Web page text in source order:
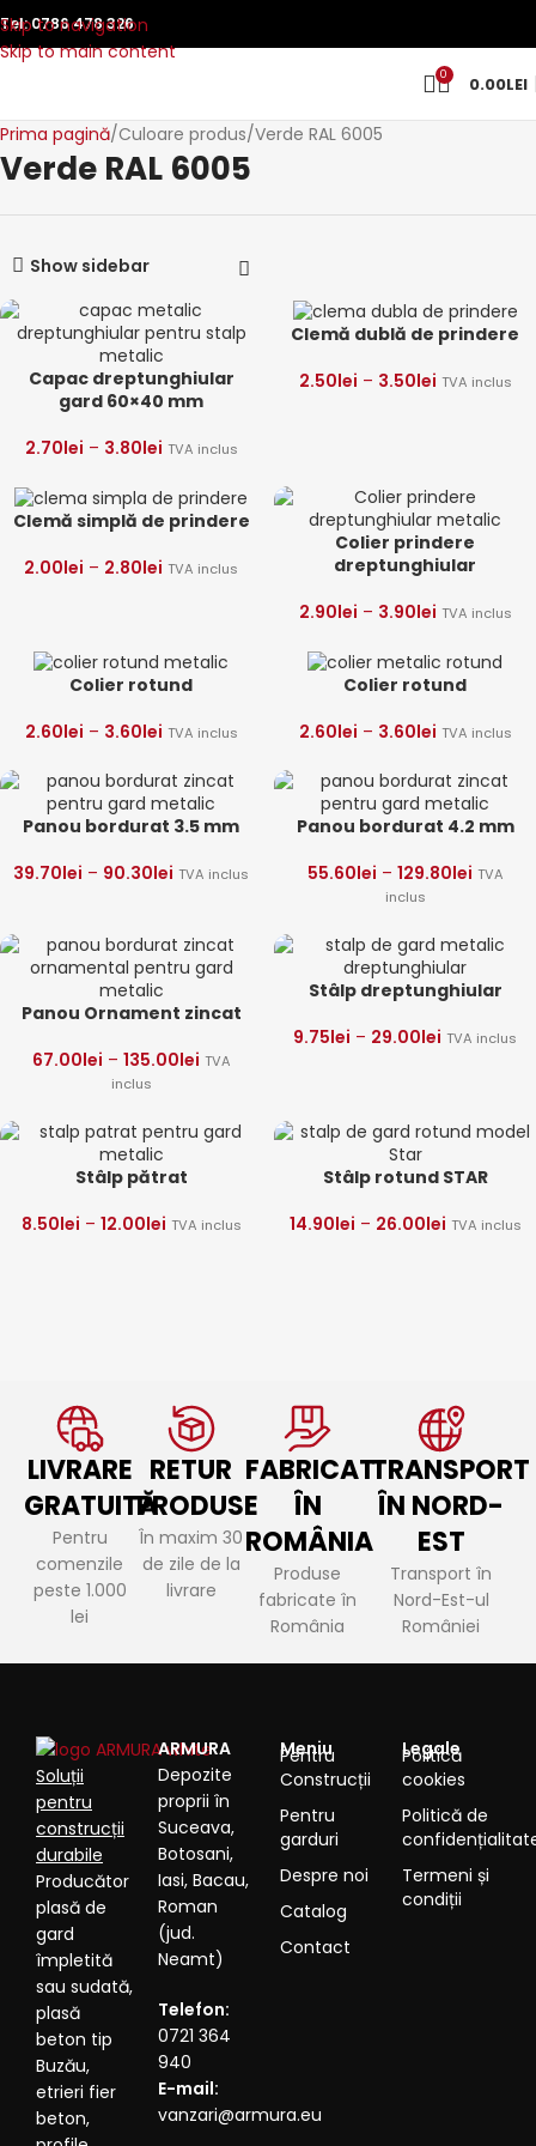
Skip to navigation
Skip to main content
Tel:0786 478 326
0 0.00LEI
Prima pagină Culoare produs Verde RAL 6005
Verde RAL 6005
Show sidebar
Capac dreptunghiular
gard 60×40 mm
2.70lei – 3.80lei TVA inclus
Clemă dublă de prindere
2.50lei – 3.50lei TVA inclus
Clemă simplă de prindere
2.00lei – 2.80lei TVA inclus
Colier prindere
dreptunghiular
2.90lei – 3.90lei TVA inclus
Colier rotund
2.60lei – 3.60lei TVA inclus
Colier rotund
2.60lei – 3.60lei TVA inclus
Panou bordurat 3.5 mm
39.70lei – 90.30lei TVA inclus
Panou bordurat 4.2 mm
55.60lei – 129.80lei TVA
inclus
Panou Ornament zincat
67.00lei – 135.00lei TVA
inclus
Stâlp dreptunghiular
9.75lei – 29.00lei TVA inclus
Stâlp pătrat
8.50lei – 12.00lei TVA inclus
Stâlp rotund STAR
14.90lei – 26.00lei TVA inclus
LIVRARE
GRATUITĂ
Pentru
comenzile
peste 1.000
lei
RETUR
PRODUSE
În maxim 30
de zile de la
livrare
FABRICAT
ÎN
ROMÂNIA
Produse
fabricate în
România
TRANSPORT
ÎN NORD-
EST
Transport în
Nord-Est-ul
României
Soluții
pentru
construcții
durabile
Producător
plasă de
gard
împletită
sau sudată,
plasă
beton tip
Buzău,
etrieri fier
beton,
ARMURA
Depozite
proprii în
Suceava,
Botosani,
Iasi, Bacau,
Roman
(jud.
Neamt)
Telefon:
0721 364
940
E-mail:
vanzari@armura.eu
Meniu
Pentru
Construcții
Pentru
garduri
Despre noi
Catalog
Contact
Legale
Politică
cookies
Politică de
Termeni și
condiții